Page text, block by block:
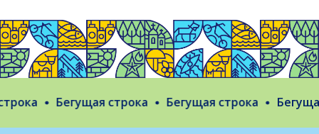
Бегущая строка Бегущая строка Бегущая